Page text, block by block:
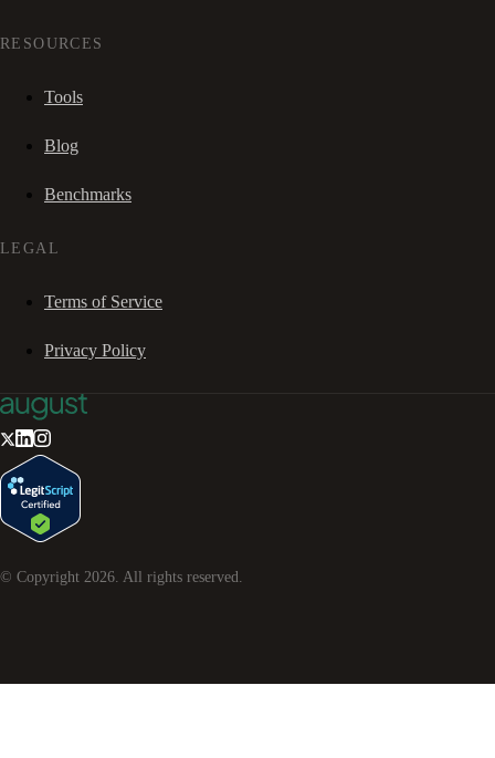
RESOURCES
Tools
Blog
Benchmarks
LEGAL
Terms of Service
Privacy Policy
© Copyright 2026. All rights reserved.